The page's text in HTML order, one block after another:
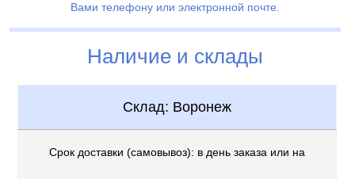
Вами телефону или электронной почте.
Наличие и склады
Склад: Воронеж
Срок доставки (самовывоз): в день заказа или на